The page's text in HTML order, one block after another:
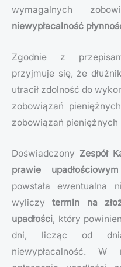
wymagalnych
niewypłacalność
Zgodnie z
przyjmuje się, że
utracił zdolność do
zobowiązań
zobowiązań
Doświadczony Zespół
prawie upadłościowym
powstała ewentualna
wyliczytermin na
upadłości, który
dni, licząc od
niewypłacalność.